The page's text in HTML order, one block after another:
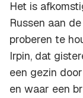
Het is
Russen aan
proberen te
Irpin, dat
een gezin
en waar een